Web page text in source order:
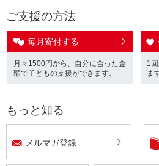
ご支援の方法
毎月寄付する
月々1500円から、自分に合った金
額で子どもの支援ができます。
1
ま
もっと知る
メルマガ登録